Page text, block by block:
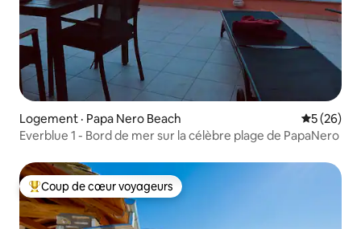
Logement · Papa Nero Beach Note
5 (26)
Everblue 1 - Bord de mer sur la célèbre plage de PapaNero
Coup de cœur voyageurs parmi les plus aimés
Coup de cœur voyageurs